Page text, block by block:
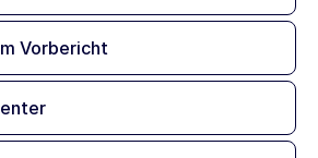
Vorbericht